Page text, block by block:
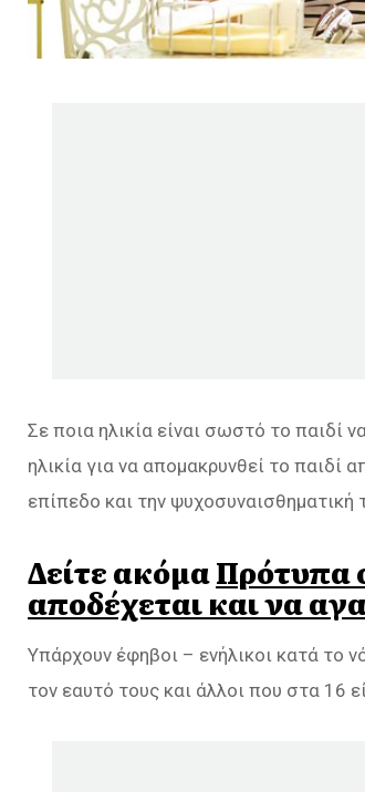
Σε ποια ηλικία είναι σωστό το παιδί
ηλικία για να απομακρυνθεί το
επίπεδο και την ψυχοσυναισθηματική
Δείτε ακόμαΠρότυπα
αποδέχεται και να
Υπάρχουν έφηβοι – ενήλικοι κατά το
τον εαυτό τους και άλλοι που στα 16